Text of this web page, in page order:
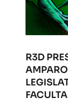
R3D